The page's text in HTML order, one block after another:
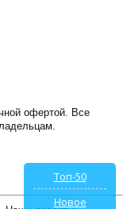
офертой. Все
Топ-50
Новое